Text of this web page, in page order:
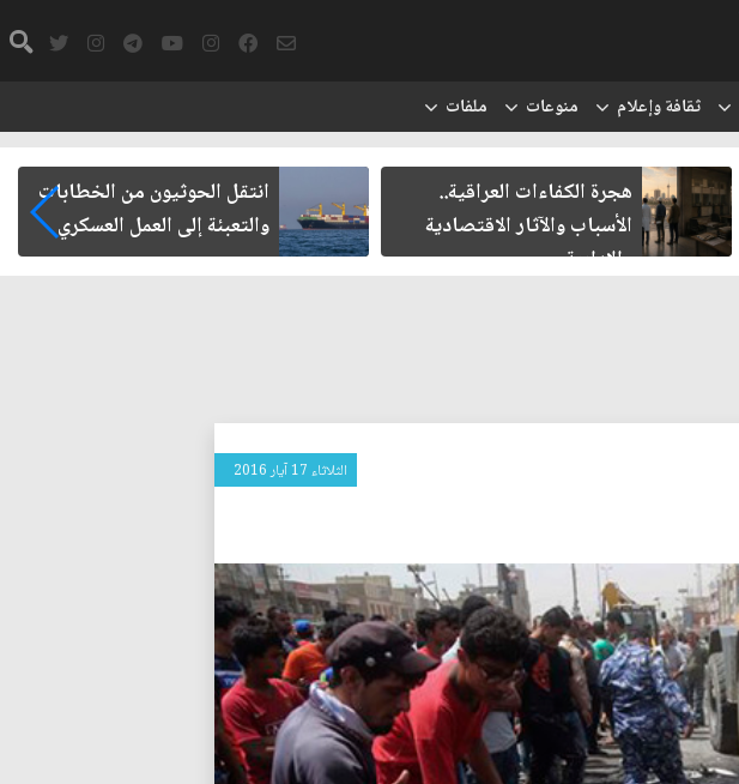
ثقافة وإعلام منوعات ملفات
هجرة الكفاءات العراقية..
الأسباب والآثار الاقتصادية
والإدارية
انتقل الحوثيون من الخطابات
والتعبئة إلى العمل العسكري
الثلاثاء 17 آيار 2016